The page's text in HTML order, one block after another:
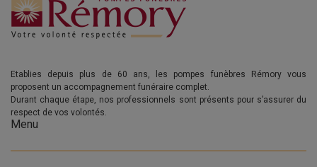
Etablies depuis plus de 60 ans, les pompes funèbres Rémory vous
proposent un accompagnement funéraire complet.
Durant chaque étape, nos professionnels sont présents pour s’assurer du
respect de vos volontés.
Menu